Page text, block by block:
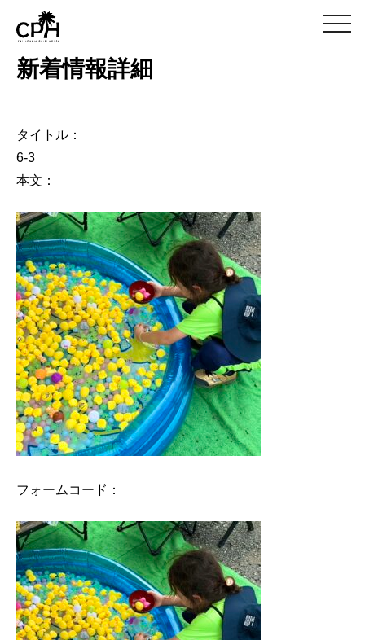
m
e
新着情報詳細
タイトル：
6-3
本文：
フォームコード：